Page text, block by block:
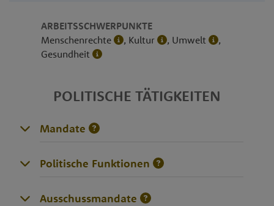
ARBEITSSCHWERPUNKTE
Menschenrechte
, Kultur , Umwelt
,
Gesundheit
POLITISCHE TÄTIGKEITEN
Mandate
Politische Funktionen
Ausschussmandate